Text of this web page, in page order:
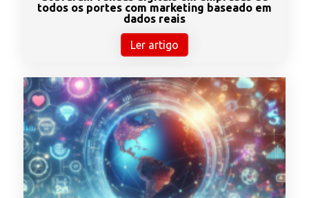
todos os portes com marketing baseado em
dados reais
Ler artigo